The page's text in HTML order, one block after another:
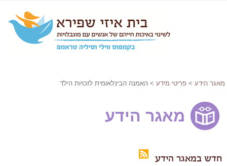
מאגר הידע > פריטי מידע > האמנה הבינלאומית לזכויות הילד
מאגר הידע
חדש במאגר הידע